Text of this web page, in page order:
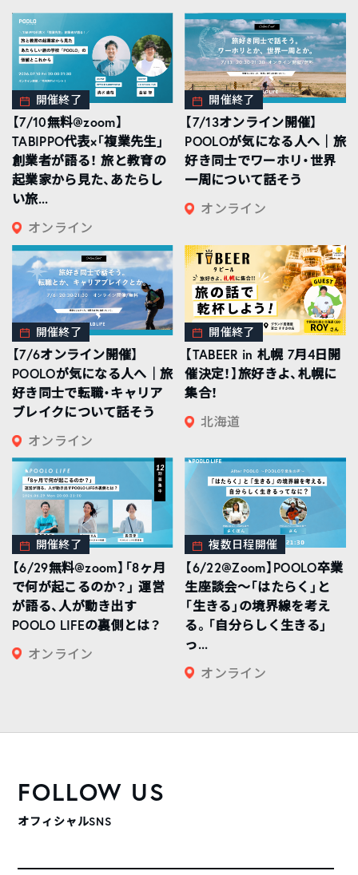
開催終了
【7/10無料@zoom】
TABIPPO代表×「複業先生」
創業者が語る！ 旅と教育の
起業家から見た、あたらし
い旅...
オンライン
開催終了
【7/13オンライン開催】
POOLOが気になる人へ｜旅
好き同士でワーホリ・世界
一周について話そう
オンライン
開催終了
【7/6オンライン開催】
POOLOが気になる人へ｜旅
好き同士で転職・キャリア
ブレイクについて話そう
オンライン
開催終了
【TABEER in 札幌 7月4日開
催決定！】旅好きよ、札幌に
集合！
北海道
開催終了
【6/29無料@zoom】「8ヶ月
で何が起こるのか？」 運営
が語る、人が動き出す
POOLO LIFEの裏側とは？
オンライン
複数日程開催
【6/22@Zoom】POOLO卒業
生座談会〜「はたらく」と
「生きる」の境界線を考え
る。「自分らしく生きる」
っ...
オンライン
FOLLOW US
オフィシャルSNS